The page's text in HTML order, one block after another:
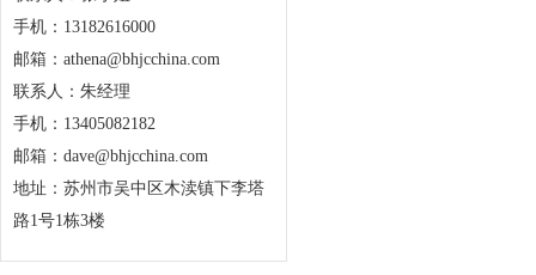
手机：13182616000
邮箱：athena@bhjcchina.com
联系人：朱经理
手机：13405082182
邮箱：dave@bhjcchina.com
地址：苏州市吴中区木渎镇下李塔
路1号1栋3楼